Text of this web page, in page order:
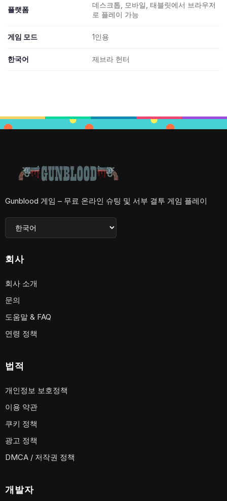
플랫폼
데스크톱, 모바일, 태블릿에서 브라우저
로 플레이 가능
게임 모드 1인용
한국어 제브라 헌터
Gunblood 게임 – 무료 온라인 슈팅 및 서부 결투 게임 플레이
회사
회사 소개
문의
도움말 & FAQ
연령 정책
법적
개인정보 보호정책
이용 약관
쿠키 정책
광고 정책
DMCA / 저작권 정책
개발자